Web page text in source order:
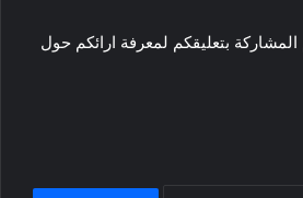
المشاركة بتعليقكم لمعرفة ارائكم حول